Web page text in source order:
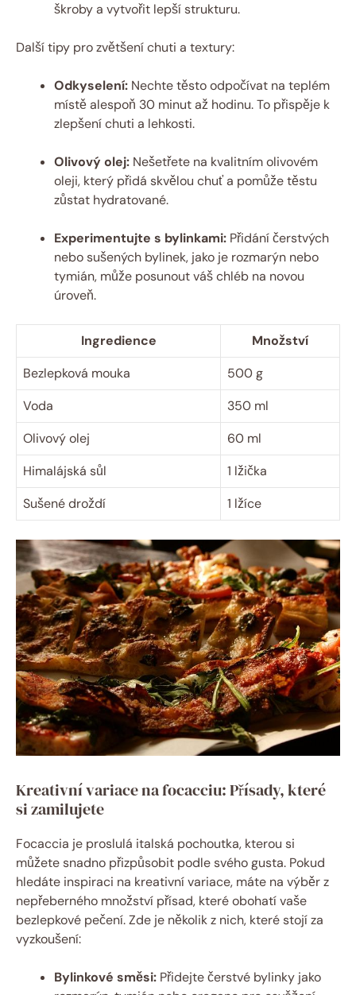
škroby a vytvořit lepší strukturu.
Další tipy pro zvětšení chuti a textury:
Odkyselení: Nechte těsto odpočívat na teplém
místě alespoň 30 minut až hodinu. To přispěje k
zlepšení chuti a lehkosti.
Olivový olej: Nešetřete na kvalitním olivovém
oleji, který přidá skvělou chuť a pomůže těstu
zůstat hydratované.
Experimentujte s bylinkami: Přidání čerstvých
nebo sušených bylinek, jako je rozmarýn nebo
tymián, může posunout váš chléb na novou
úroveň.
Ingredience
Množství
Bezlepková mouka
500 g
Voda
350 ml
Olivový olej
60 ml
Himalájská sůl
1 lžička
Sušené droždí
1 lžíce
Kreativní variace na focacciu: Přísady, které
si zamilujete
Focaccia je proslulá italská pochoutka, kterou si
můžete snadno přizpůsobit podle svého gusta. Pokud
hledáte inspiraci na kreativní variace, máte na výběr z
nepřeberného množství přísad, které obohatí vaše
bezlepkové pečení. Zde je několik z nich, které stojí za
vyzkoušení:
Bylinkové směsi: Přidejte čerstvé bylinky jako